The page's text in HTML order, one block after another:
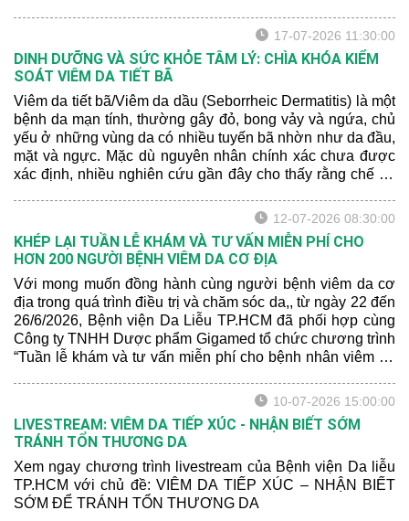
17-07-2026 11:30:00
DINH DƯỠNG VÀ SỨC KHỎE TÂM LÝ: CHÌA KHÓA KIỂM
SOÁT VIÊM DA TIẾT BÃ
Viêm da tiết bã/Viêm da dầu (Seborrheic Dermatitis) là một
bệnh da mạn tính, thường gây đỏ, bong vảy và ngứa, chủ
yếu ở những vùng da có nhiều tuyến bã nhờn như da đầu,
mặt và ngực. Mặc dù nguyên nhân chính xác chưa được
xác định, nhiều nghiên cứu gần đây cho thấy rằng chế độ
12-07-2026 08:30:00
KHÉP LẠI TUẦN LỄ KHÁM VÀ TƯ VẤN MIỄN PHÍ CHO
HƠN 200 NGƯỜI BỆNH VIÊM DA CƠ ĐỊA
Với mong muốn đồng hành cùng người bệnh viêm da cơ
địa trong quá trình điều trị và chăm sóc da,, từ ngày 22 đến
26/6/2026, Bệnh viện Da Liễu TP.HCM đã phối hợp cùng
Công ty TNHH Dược phẩm Gigamed tổ chức chương trình
“Tuần lễ khám và tư vấn miễn phí cho bệnh nhân viêm da
10-07-2026 15:00:00
LIVESTREAM: VIÊM DA TIẾP XÚC - NHẬN BIẾT SỚM
TRÁNH TỔN THƯƠNG DA
Xem ngay chương trình livestream của Bệnh viện Da liễu
TP.HCM với chủ đề: VIÊM DA TIẾP XÚC – NHẬN BIẾT
SỚM ĐỂ TRÁNH TỔN THƯƠNG DA